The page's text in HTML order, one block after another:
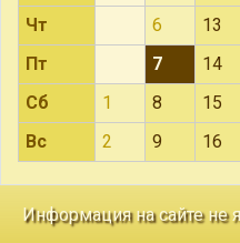
Чт
6 13
Пт
7 14
Сб
1 8 15
Вс
2 9 16
Информация на сайте не